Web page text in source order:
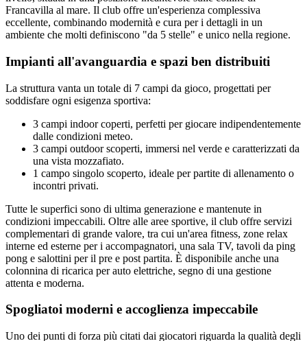
Francavilla al mare. Il club offre un'esperienza complessiva
eccellente, combinando modernità e cura per i dettagli in un
ambiente che molti definiscono "da 5 stelle" e unico nella regione.
Impianti all'avanguardia e spazi ben distribuiti
La struttura vanta un totale di 7 campi da gioco, progettati per
soddisfare ogni esigenza sportiva:
3 campi indoor coperti, perfetti per giocare indipendentemente
dalle condizioni meteo.
3 campi outdoor scoperti, immersi nel verde e caratterizzati da
una vista mozzafiato.
1 campo singolo scoperto, ideale per partite di allenamento o
incontri privati.
Tutte le superfici sono di ultima generazione e mantenute in
condizioni impeccabili. Oltre alle aree sportive, il club offre servizi
complementari di grande valore, tra cui un'area fitness, zone relax
interne ed esterne per i accompagnatori, una sala TV, tavoli da ping
pong e salottini per il pre e post partita. È disponibile anche una
colonnina di ricarica per auto elettriche, segno di una gestione
attenta e moderna.
Spogliatoi moderni e accoglienza impeccabile
Uno dei punti di forza più citati dai giocatori riguarda la qualità degli